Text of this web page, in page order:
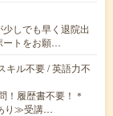
しでも早く退院出
ートをお願…
キル不要 / 英語力不
！履歴書不要！＊
り≫受講…